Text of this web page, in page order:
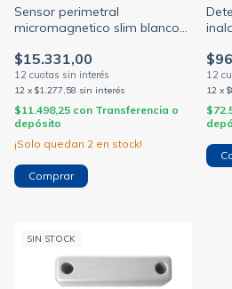
Sensor perimetral
micromagnetico slim blanco
$15.331,00
12 x $1.277,58 sin interés
$11.498,25 con Transferencia o
depósito
¡Solo quedan 2 en stock!
12 x
SIN STOCK